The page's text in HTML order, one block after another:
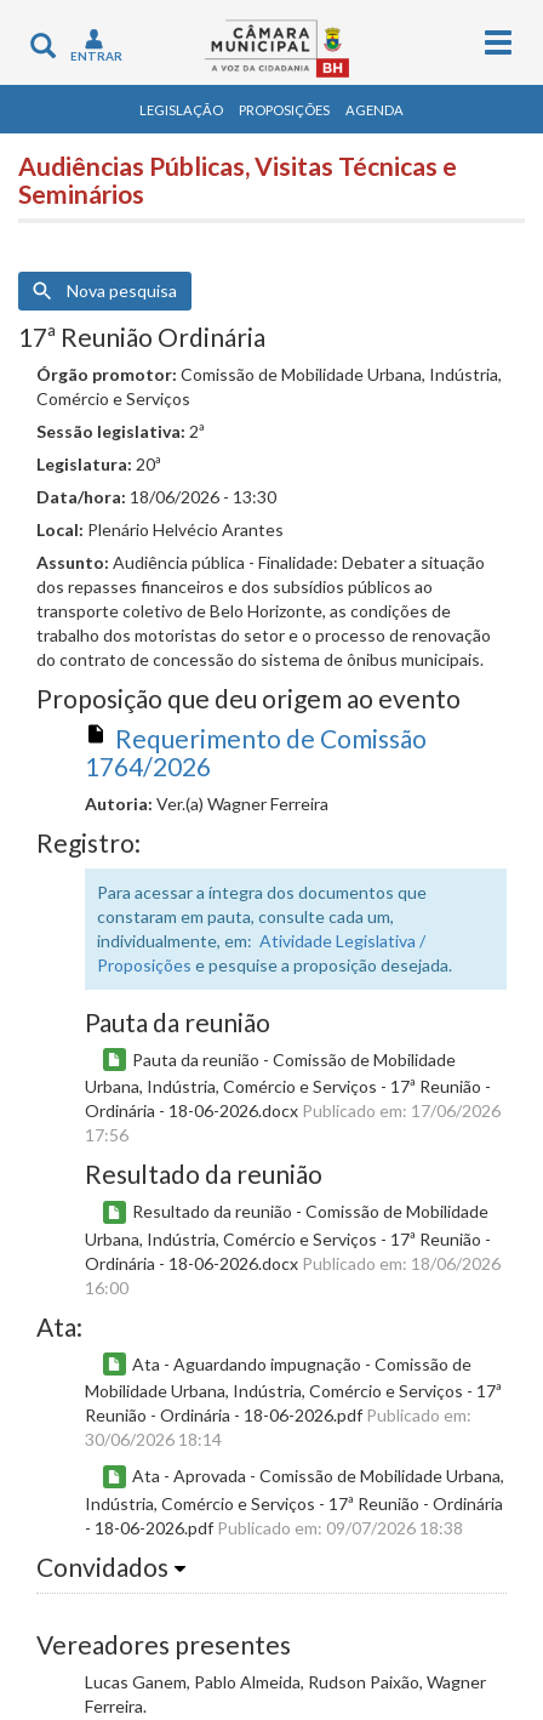
Toggle
navigation
ENTRAR
LEGISLAÇÃO PROPOSIÇÕES AGENDA
Audiências Públicas, Visitas Técnicas e
Seminários
Nova pesquisa
17ª Reunião Ordinária
Órgão promotor: Comissão de Mobilidade Urbana, Indústria,
Comércio e Serviços
Sessão legislativa: 2ª
Legislatura: 20ª
Data/hora: 18/06/2026 - 13:30
Local: Plenário Helvécio Arantes
Assunto: Audiência pública - Finalidade: Debater a situação
dos repasses financeiros e dos subsídios públicos ao
transporte coletivo de Belo Horizonte, as condições de
trabalho dos motoristas do setor e o processo de renovação
do contrato de concessão do sistema de ônibus municipais.
Proposição que deu origem ao evento
Requerimento de Comissão
1764/2026
Autoria: Ver.(a) Wagner Ferreira
Registro:
Para acessar a íntegra dos documentos que
constaram em pauta, consulte cada um,
individualmente, em: Atividade Legislativa /
Proposições e pesquise a proposição desejada.
Pauta da reunião
Pauta da reunião - Comissão de Mobilidade
Urbana, Indústria, Comércio e Serviços - 17ª Reunião -
Ordinária - 18-06-2026.docx Publicado em: 17/06/2026
17:56
Resultado da reunião
Resultado da reunião - Comissão de Mobilidade
Urbana, Indústria, Comércio e Serviços - 17ª Reunião -
Ordinária - 18-06-2026.docx Publicado em: 18/06/2026
16:00
Ata:
Ata - Aguardando impugnação - Comissão de
Mobilidade Urbana, Indústria, Comércio e Serviços - 17ª
Reunião - Ordinária - 18-06-2026.pdf Publicado em:
30/06/2026 18:14
Ata - Aprovada - Comissão de Mobilidade Urbana,
Indústria, Comércio e Serviços - 17ª Reunião - Ordinária
- 18-06-2026.pdf Publicado em: 09/07/2026 18:38
Convidados
Vereadores presentes
Lucas Ganem, Pablo Almeida, Rudson Paixão, Wagner
Ferreira.